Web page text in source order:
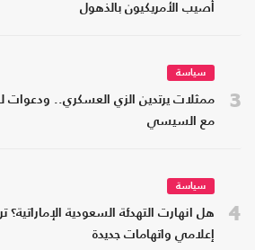
أصيب الأمريكيون بالذهول
3
سياسة
ممثلات يرتدين الزي العسكري..
مع السيسي
4
سياسة
هل انهارت التهدئة السعودية الإماراتية؟
إعلامي واتهامات جديدة